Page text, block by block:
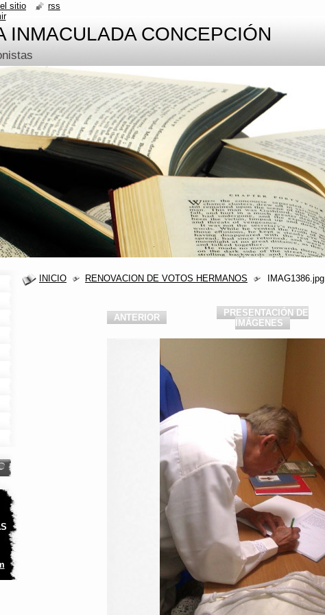
INMACULADA CONCEPCIÓN
INICIO RENOVACION DE VOTOS HERMANOS IMAG1386.jpg
ANTERIOR
PRESENTACIÓN DE
IMÁGENES
sitio
rss